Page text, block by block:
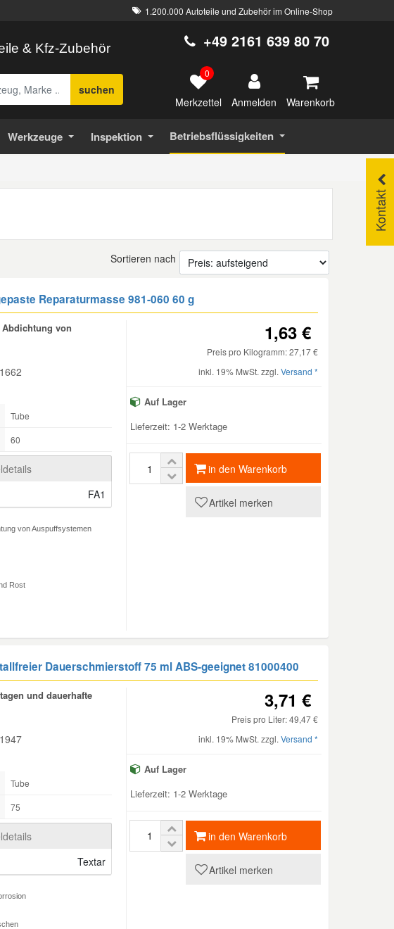
1.200.000 Autoteile und Zubehör im Online-Shop
& Kfz-Zubehör
suchen
+49 2161 639 80 70
0
Merkzettel Anmelden Warenkorb
Werkzeuge Inspektion Betriebsflüssigkeiten
Kontakt
Sortieren nach
Reparaturmasse 981-060 60 g
von
Tube
60
FA1
von Auspuffsystemen
Rost
1,63 €
Preis pro Kilogramm: 27,17 €
inkl. 19% MwSt. zzgl. Versand *
Auf Lager
Lieferzeit: 1-2 Werktage
in den Warenkorb
Artikel merken
Dauerschmierstoff 75 ml ABS-geeignet 81000400
und dauerhafte
Tube
75
Textar
3,71 €
Preis pro Liter: 49,47 €
inkl. 19% MwSt. zzgl. Versand *
Auf Lager
Lieferzeit: 1-2 Werktage
in den Warenkorb
Artikel merken